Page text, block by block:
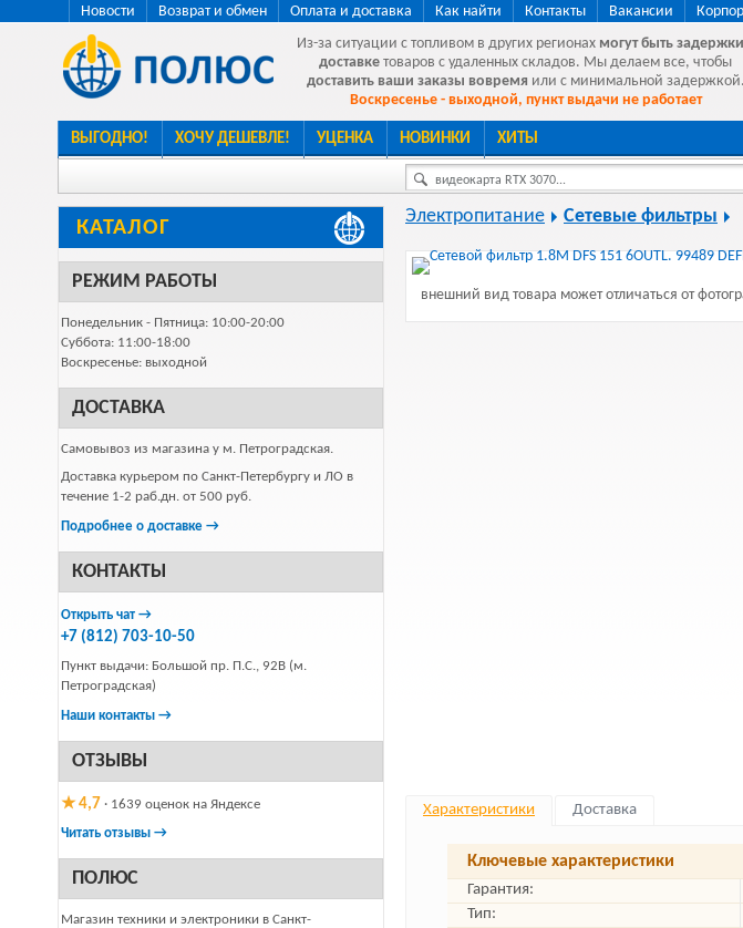
Новости Возврат и обмен Оплата и доставка Как найти Контакты Вакансии
Из-за ситуации с топливом в других регионах могут быть
доставке товаров с удаленных складов. Мы делаем все, чтобы
доставить ваши заказы вовремя или с минимальной задержкой.
Воскресенье - выходной, пункт выдачи не работает
ВЫГОДНО! ХОЧУ ДЕШЕВЛЕ! УЦЕНКА НОВИНКИ ХИТЫ
видеокарта RTX 3070...
КАТАЛОГ
РЕЖИМ РАБОТЫ
Понедельник - Пятница: 10:00-20:00
Суббота: 11:00-18:00
Воскресенье: выходной
ДОСТАВКА
Самовывоз из магазина у м. Петроградская.
Доставка курьером по Санкт-Петербургу и ЛО в
течение 1-2 раб.дн. от 500 руб.
Подробнее о доставке →
КОНТАКТЫ
Открыть чат →
+7 (812) 703-10-50
Пункт выдачи: Большой пр. П.С., 92В (м.
Петроградская)
Наши контакты →
ОТЗЫВЫ
★ 4,7 · 1639 оценок на Яндексе
Читать отзывы →
ПОЛЮС
Магазин техники и электроники в Санкт-
Электропитание Сетевые фильтры
внешний вид товара может отличаться от
Характеристики Доставка
Ключевые характеристики
Гарантия:
Тип: